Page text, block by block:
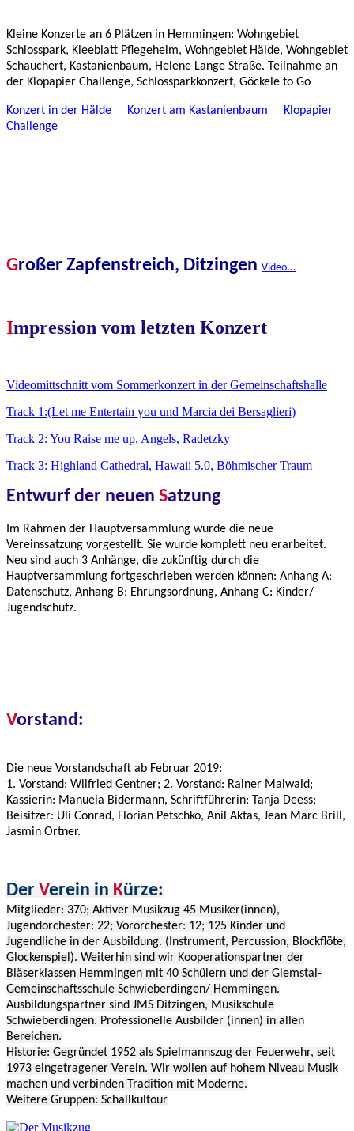
Kleine Konzerte an 6 Plätzen in Hemmingen: Wohngebiet
Schlosspark, Kleeblatt Pflegeheim, Wohngebiet Hälde, Wohngebiet
Schauchert, Kastanienbaum, Helene Lange Straße. Teilnahme an
der Klopapier Challenge, Schlossparkkonzert, Göckele to Go
Konzert in der Hälde Konzert am Kastanienbaum
Klopapier
Challenge
Großer Zapfenstreich, Ditzingen Video...
Impression vom letzten Konzert
Videomittschnitt vom Sommerkonzert in der Gemeinschaftshalle
Track 1:(Let me Entertain you und Marcia dei Bersaglieri)
Track 2: You Raise me up, Angels, Radetzky
Track 3: Highland Cathedral, Hawaii 5.0, Böhmischer Traum
Entwurf der neuen Satzung
Im Rahmen der Hauptversammlung wurde die neue
Vereinssatzung vorgestellt. Sie wurde komplett neu erarbeitet.
Neu sind auch 3 Anhänge, die zukünftig durch die
Hauptversammlung fortgeschrieben werden können: Anhang A:
Datenschutz, Anhang B: Ehrungsordnung, Anhang C: Kinder/
Jugendschutz.
Vorstand:
Die neue Vorstandschaft ab Februar 2019:
1. Vorstand: Wilfried Gentner; 2. Vorstand: Rainer Maiwald;
Kassierin: Manuela Bidermann, Schriftführerin: Tanja Deess;
Beisitzer: Uli Conrad, Florian Petschko, Anil Aktas, Jean Marc Brill,
Jasmin Ortner.
Der Verein in Kürze:
Mitglieder: 370; Aktiver Musikzug 45 Musiker(innen),
Jugendorchester: 22; Vororchester: 12; 125 Kinder und
Jugendliche in der Ausbildung. (Instrument, Percussion, Blockflöte,
Glockenspiel). Weiterhin sind wir Kooperationspartner der
Bläserklassen Hemmingen mit 40 Schülern und der Glemstal-
Gemeinschaftsschule Schwieberdingen/ Hemmingen.
Ausbildungspartner sind JMS Ditzingen, Musikschule
Schwieberdingen. Professionelle Ausbilder (innen) in allen
Bereichen.
Historie: Gegründet 1952 als Spielmannszug der Feuerwehr, seit
1973 eingetragener Verein. Wir wollen auf hohem Niveau Musik
machen und verbinden Tradition mit Moderne.
Weitere Gruppen: Schallkultour